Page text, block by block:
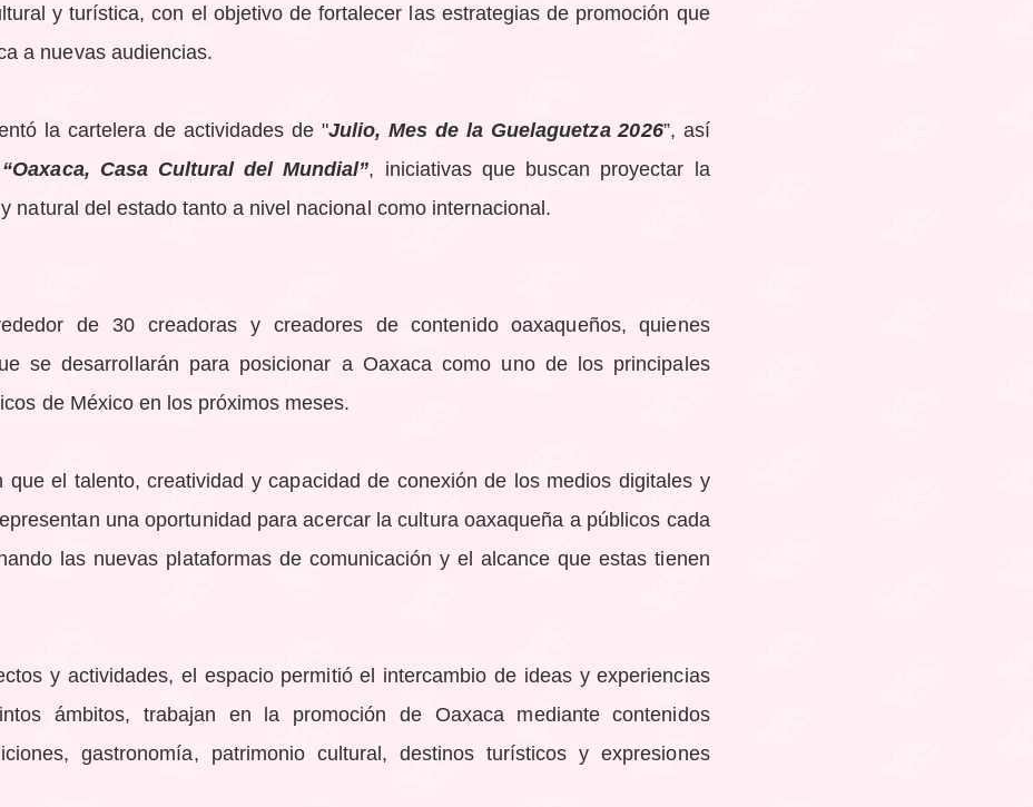
y turística, con el objetivo de fortalecer las estrategias de promoción que
a nuevas audiencias.
la cartelera de actividades de "Julio, Mes de la Guelaguetza 2026”, así
“Oaxaca, Casa Cultural del Mundial”, iniciativas que buscan proyectar la
natural del estado tanto a nivel nacional como internacional.
de 30 creadoras y creadores de contenido oaxaqueños, quienes
se desarrollarán para posicionar a Oaxaca como uno de los principales
de México en los próximos meses.
que el talento, creatividad y capacidad de conexión de los medios digitales y
una oportunidad para acercar la cultura oaxaqueña a públicos cada
las nuevas plataformas de comunicación y el alcance que estas tienen
y actividades, el espacio permitió el intercambio de ideas y experiencias
ámbitos, trabajan en la promoción de Oaxaca mediante contenidos
gastronomía, patrimonio cultural, destinos turísticos y expresiones